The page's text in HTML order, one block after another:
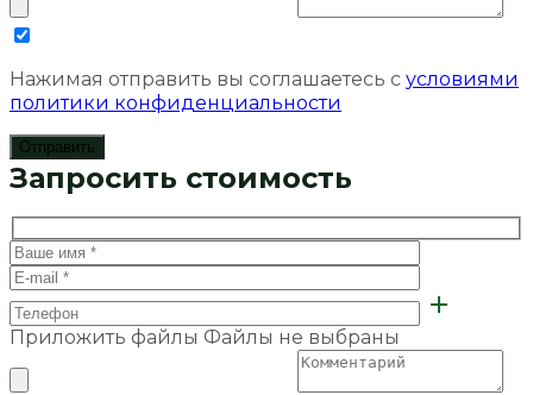
Нажимая отправить вы соглашаетесь с условиями
политики конфиденциальности
Запросить стоимость
Приложить файлы Файлы не выбраны